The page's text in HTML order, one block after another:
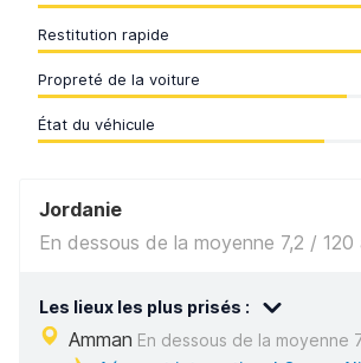
Restitution rapide
Propreté de la voiture
État du véhicule
Jordanie
En dessous de la moyenne 7,2 / 120
Les lieux les plus prisés :
Amman En dessous de la moyenne